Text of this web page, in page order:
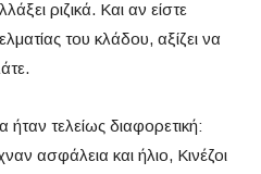
ριζικά. Και αν είστε
του κλάδου, αξίζει να
ήταν τελείως διαφορετική:
ασφάλεια και ήλιο, Κινέζοι